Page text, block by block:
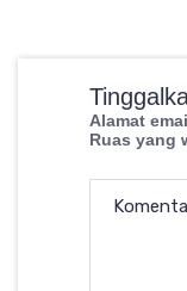
Alamat
Ruas yang